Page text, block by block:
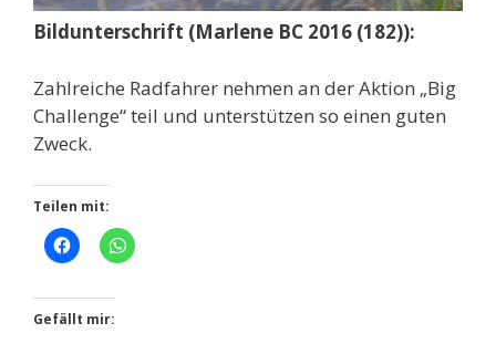
Bildunterschrift (Marlene BC 2016 (182)):
Zahlreiche Radfahrer nehmen an der Aktion „Big
Challenge“ teil und unterstützen so einen guten
Zweck.
Teilen mit:
Gefällt mir: